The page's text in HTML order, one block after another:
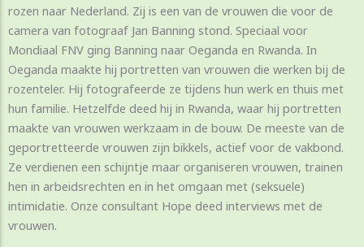
rozen naar Nederland. Zij is een van de vrouwen die voor de
camera van fotograaf Jan Banning stond. Speciaal voor
Mondiaal FNV ging Banning naar Oeganda en Rwanda. In
Oeganda maakte hij portretten van vrouwen die werken bij de
rozenteler. Hij fotografeerde ze tijdens hun werk en thuis met
hun familie. Hetzelfde deed hij in Rwanda, waar hij portretten
maakte van vrouwen werkzaam in de bouw. De meeste van de
geportretteerde vrouwen zijn bikkels, actief voor de vakbond.
Ze verdienen een schijntje maar organiseren vrouwen, trainen
hen in arbeidsrechten en in het omgaan met (seksuele)
intimidatie. Onze consultant Hope deed interviews met de
vrouwen.